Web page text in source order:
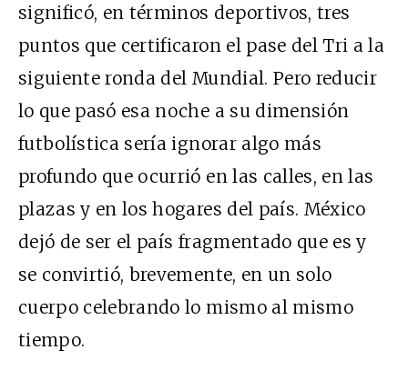
significó, en términos deportivos, tres
puntos que certificaron el pase del Tri a la
siguiente ronda del Mundial. Pero reducir
lo que pasó esa noche a su dimensión
futbolística sería ignorar algo más
profundo que ocurrió en las calles, en las
plazas y en los hogares del país. México
dejó de ser el país fragmentado que es y
se convirtió, brevemente, en un solo
cuerpo celebrando lo mismo al mismo
tiempo.